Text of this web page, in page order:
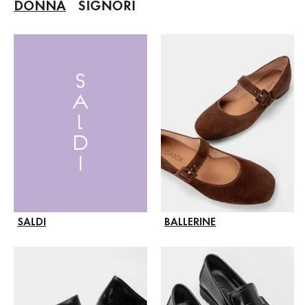
DONNA SIGNORI
SALDI
SALDI BALLERINE